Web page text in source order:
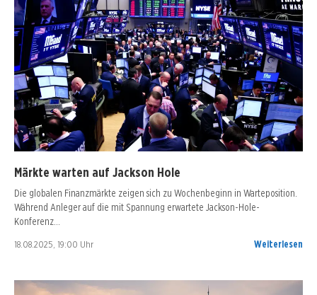
Märkte warten auf Jackson Hole
Die globalen Finanzmärkte zeigen sich zu Wochenbeginn in Warteposition.
Während Anleger auf die mit Spannung erwartete Jackson-Hole-
Konferenz…
18.08.2025, 19:00 Uhr Weiterlesen